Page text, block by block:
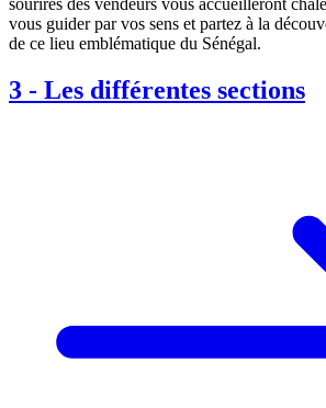
sourires des vendeurs vous accueilleront
vous guider par vos sens et partez à la
de ce lieu emblématique du Sénégal.
3 - Les différentes sections